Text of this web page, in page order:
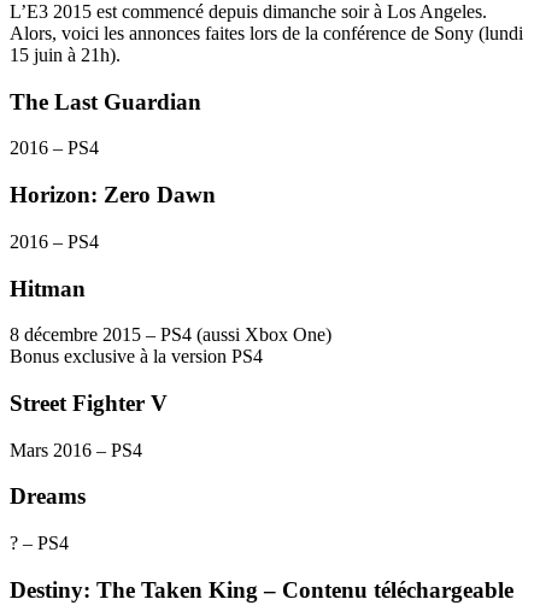
L’E3 2015 est commencé depuis dimanche soir à Los Angeles.
Alors, voici les annonces faites lors de la conférence de Sony (lundi
15 juin à 21h).
The Last Guardian
2016 – PS4
Horizon: Zero Dawn
2016 – PS4
Hitman
8 décembre 2015 – PS4 (aussi Xbox One)
Bonus exclusive à la version PS4
Street Fighter V
Mars 2016 – PS4
Dreams
? – PS4
Destiny: The Taken King – Contenu téléchargeable